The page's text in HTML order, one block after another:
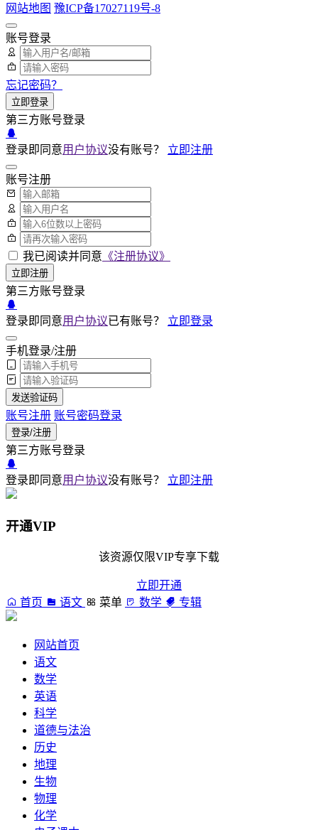
网站地图 豫ICP备17027119号-8
账号登录
忘记密码？
立即登录
第三方账号登录
登录即同意用户协议没有账号？ 立即注册
账号注册
我已阅读并同意 《注册协议》
立即注册
第三方账号登录
登录即同意用户协议已有账号？ 立即登录
手机登录/注册
发送验证码
账号注册 账号密码登录
登录/注册
第三方账号登录
登录即同意用户协议没有账号？ 立即注册
开通VIP
该资源仅限VIP专享下载
立即开通
首页
语文 菜单 数学 专辑
网站首页
语文
数学
英语
科学
道德与法治
历史
地理
生物
物理
化学